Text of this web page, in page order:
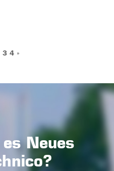
3 4 »
Neues